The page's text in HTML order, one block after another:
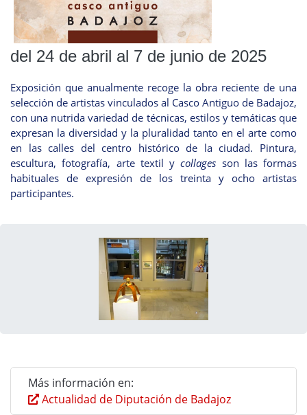
del 24 de abril al 7 de junio de 2025
Exposición que anualmente recoge la obra reciente de una
selección de artistas vinculados al Casco Antiguo de Badajoz,
con una nutrida variedad de técnicas, estilos y temáticas que
expresan la diversidad y la pluralidad tanto en el arte como
en las calles del centro histórico de la ciudad. Pintura,
escultura, fotografía, arte textil ycollages son las formas
habituales de expresión de los treinta y ocho artistas
participantes.
Más información en:
Actualidad de Diputación de Badajoz